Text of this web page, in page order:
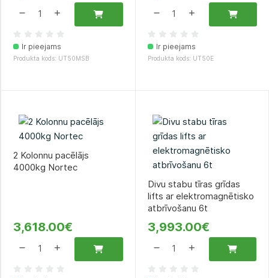
Ir pieejams
Produkta kods: UT50MSB
Ir pieejams
Produkta kods: UT50E
2 Kolonnu pacēlājs
4000kg Nortec
3,618.00€
Divu stabu tīras grīdas
lifts ar elektromagnētisko
atbrīvošanu 6t
3,993.00€